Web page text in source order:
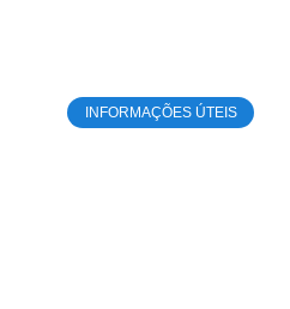
INFORMAÇÕES ÚTEIS